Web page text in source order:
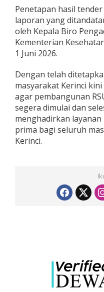
Penetapan hasil
laporan yang
oleh Kepala Biro
Kementerian
1 Juni 2026.
Dengan telah
masyarakat Kerinci
agar pembangunan
segera dimulai dan
menghadirkan
prima bagi seluruh
Kerinci.